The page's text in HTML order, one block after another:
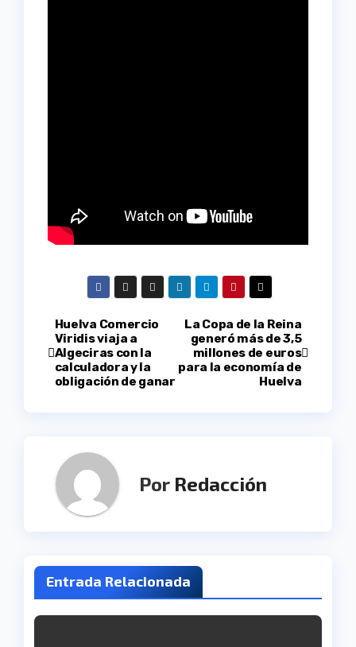
Navegación
de
entradas
La Copa de la Reina
generó más de 3,5
millones de euros
para la economía de
Huelva
Huelva Comercio
Viridis viaja a
Algeciras con la
calculadora y la
obligación de ganar
Por Redacción
Entrada Relacionada